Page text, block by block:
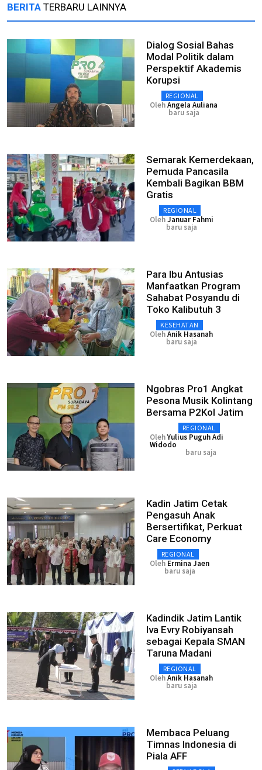
BERITA TERBARU LAINNYA
Dialog Sosial Bahas
Modal Politik dalam
Perspektif Akademis
Korupsi
REGIONAL
OlehAngela Auliana
baru saja
Semarak Kemerdekaan,
Pemuda Pancasila
Kembali Bagikan BBM
Gratis
REGIONAL
OlehJanuar Fahmi
baru saja
Para Ibu Antusias
Manfaatkan Program
Sahabat Posyandu di
Toko Kalibutuh 3
KESEHATAN
OlehAnik Hasanah
baru saja
Ngobras Pro1 Angkat
Pesona Musik Kolintang
Bersama P2Kol Jatim
REGIONAL
OlehYulius Puguh Adi
Widodo
baru saja
Kadin Jatim Cetak
Pengasuh Anak
Bersertifikat, Perkuat
Care Economy
REGIONAL
Oleh Ermina Jaen
baru saja
Kadindik Jatim Lantik
Iva Evry Robiyansah
sebagai Kepala SMAN
Taruna Madani
REGIONAL
OlehAnik Hasanah
baru saja
Membaca Peluang
Timnas Indonesia di
Piala AFF